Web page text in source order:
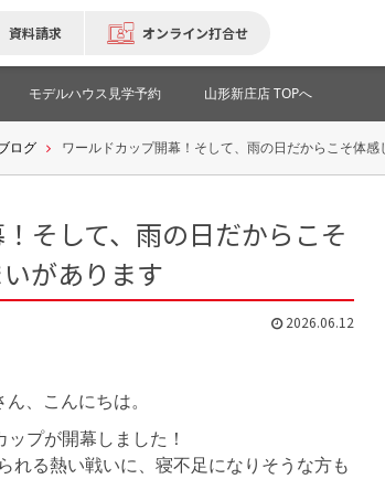
資料請求 オンライン打合せ
モデルハウス見学予約 山形新庄店 TOPへ
ログ ワールドカップ開幕！そして、雨の日だからこそ体
そして、雨の日だからこそ
があります
2026.06.12
ん、こんにちは。
プが開幕しました！
れる熱い戦いに、寝不足になりそうな方も